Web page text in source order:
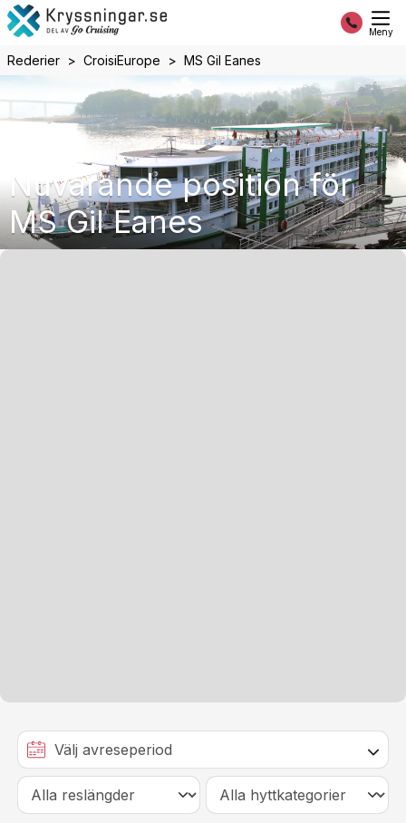
Meny
Rederier CroisiEurope MS Gil Eanes
Nuvarande position för
MS Gil Eanes